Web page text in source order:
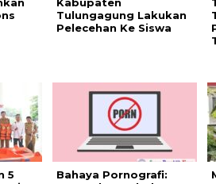
Tulungagung Lakukan
Pelecehan Ke Siswa
5
Bahaya Pornografi: